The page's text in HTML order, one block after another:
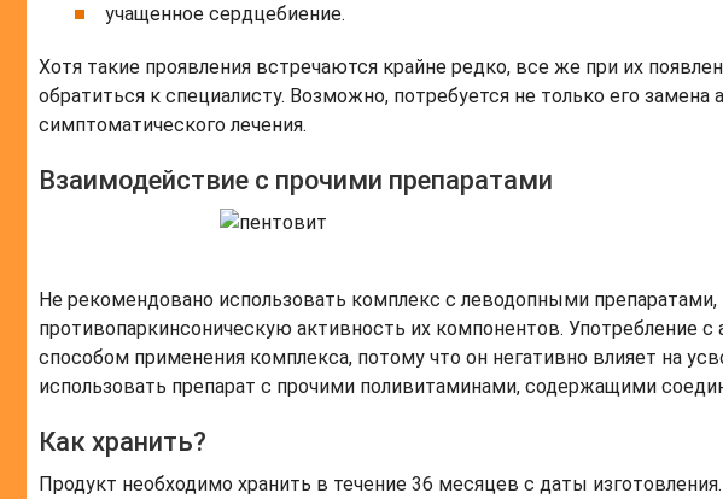
учащенное сердцебиение.
Хотя такие проявления встречаются крайне редко, все же при их
обратиться к специалисту. Возможно, потребуется не только его
симптоматического лечения.
Взаимодействие с прочими препаратами
Не рекомендовано использовать комплекс с леводопными
противопаркинсоническую активность их компонентов. Употребление
способом применения комплекса, потому что он негативно влияет на
использовать препарат с прочими поливитаминами, содержащими
Как хранить?
Продукт необходимо хранить в течение 36 месяцев с даты